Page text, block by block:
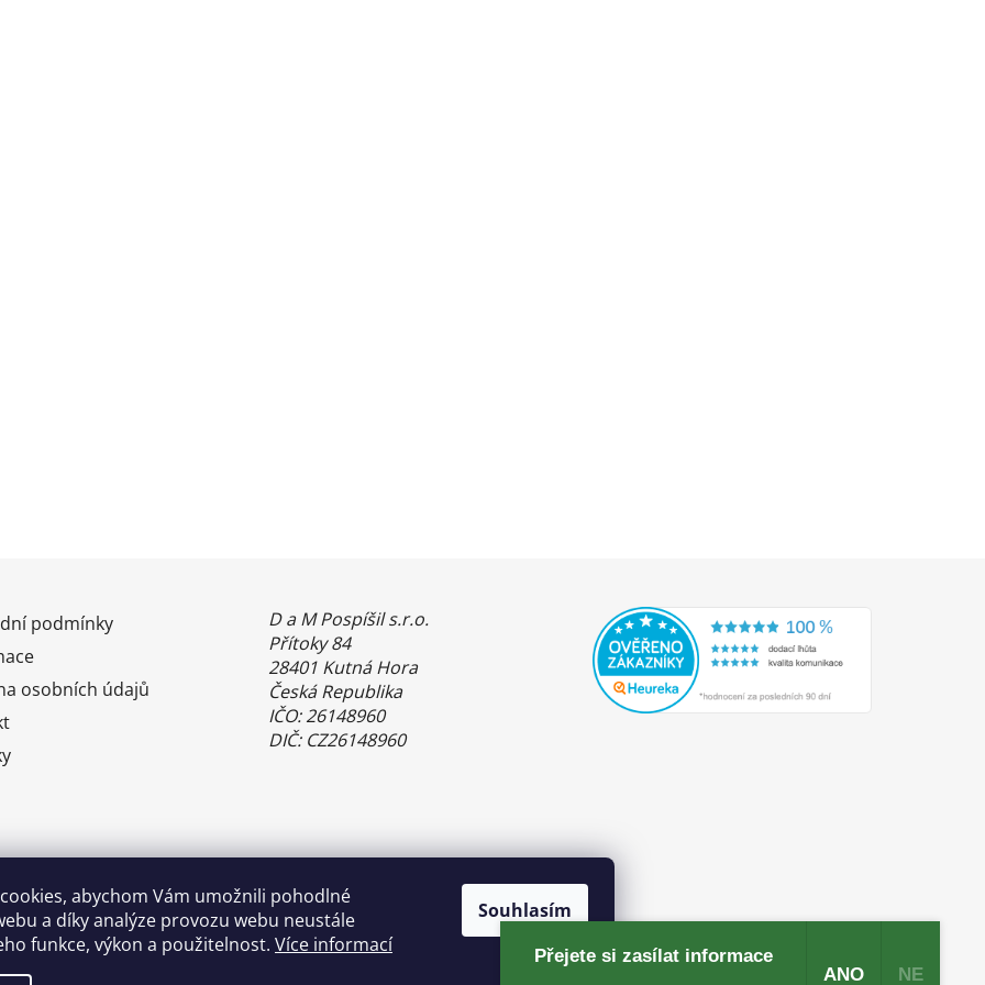
abychom Vám umožnili pohodlné
a díky analýze provozu webu neustále
funkce, výkon a použitelnost. Více informací
Souhlasím
podmínky
osobních údajů
D a M Pospíšil s.r.o.
Přítoky 84
28401 Kutná Hora
Česká Republika
IČO: 26148960
DIČ: CZ26148960
Benefity Pluxee - Sodexo
Přejete si zasílat informace
ANO NE